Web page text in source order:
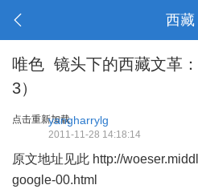
西藏
唯色 镜头下的西藏文革
3）
点击重新加载yangharrylg
2011-11-28 14:18:14
原文地址见此 http://
google-00.html